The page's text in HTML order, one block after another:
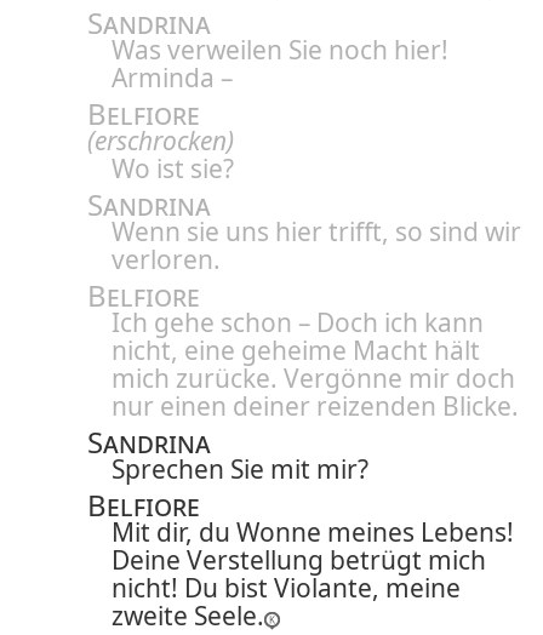
Sandrina
Was verweilen Sie noch hier!
Arminda –
Belfiore
(erschrocken)
Wo ist sie?
Sandrina
Wenn sie uns hier trifft, so sind wir
verloren.
Belfiore
Ich gehe schon – Doch ich kann
nicht, eine geheime Macht hält
mich zurücke. Vergönne mir doch
nur einen deiner reizenden Blicke.
Sandrina
Sprechen Sie mit mir?
Belfiore
Mit dir, du Wonne meines Lebens!
Deine Verstellung betrügt mich
nicht! Du bist Violante, meine
zweite Seele.